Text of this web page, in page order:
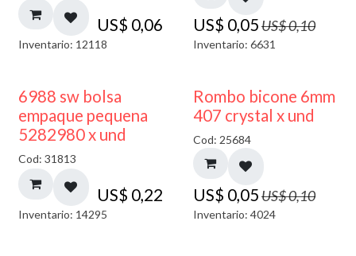
US$ 0,06
Inventario: 12118
US$ 0,05US$0,10
Inventario: 6631
6988 sw bolsa
empaque pequena
5282980 x und
Cod: 31813
US$ 0,22
Inventario: 14295
50% DESCUENTO
Rombo bicone 6mm
407 crystal x und
Cod: 25684
US$ 0,05US$0,10
Inventario: 4024